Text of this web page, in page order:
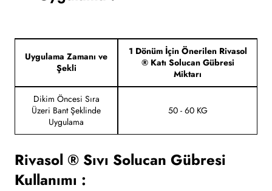
Uygulama Zamanı ve
Şekli
1 Dönüm İçin Önerilen Rivasol
® Katı Solucan Gübresi
Miktarı
Dikim Öncesi Sıra
Üzeri Bant Şeklinde
Uygulama
50 - 60 KG
Rivasol ® Sıvı Solucan Gübresi
Kullanımı :